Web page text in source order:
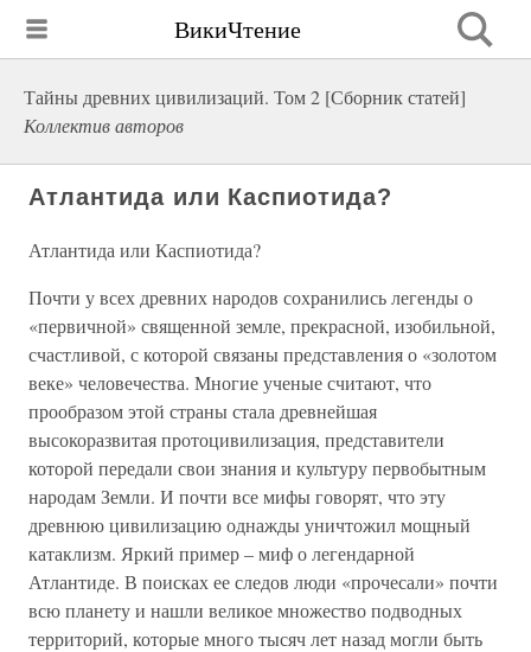
ВикиЧтение
Тайны древних цивилизаций. Том 2 [Сборник статей]
Коллектив авторов
Атлантида или Каспиотида?
Атлантида или Каспиотида?
Почти у всех древних народов сохранились легенды о
«первичной» священной земле, прекрасной, изобильной,
счастливой, с которой связаны представления о «золотом
веке» человечества. Многие ученые считают, что
прообразом этой страны стала древнейшая
высокоразвитая протоцивилизация, представители
которой передали свои знания и культуру первобытным
народам Земли. И почти все мифы говорят, что эту
древнюю цивилизацию однажды уничтожил мощный
катаклизм. Яркий пример – миф о легендарной
Атлантиде. В поисках ее следов люди «прочесали» почти
всю планету и нашли великое множество подводных
территорий, которые много тысяч лет назад могли быть